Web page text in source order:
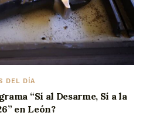
DEL DÍA
“Sí al Desarme, Sí a la
en León?